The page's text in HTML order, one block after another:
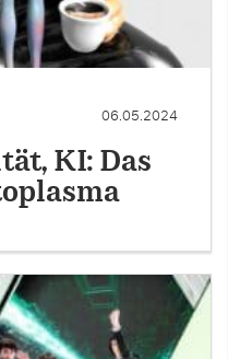
06.05.2024
KI: Das